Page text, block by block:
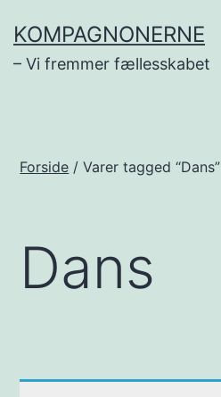
til
indhold
KOMPAGNONERNE
– Vi fremmer fællesskabet
Forside / Varer tagged “Dans”
Dans